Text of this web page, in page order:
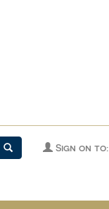
Sign on to: